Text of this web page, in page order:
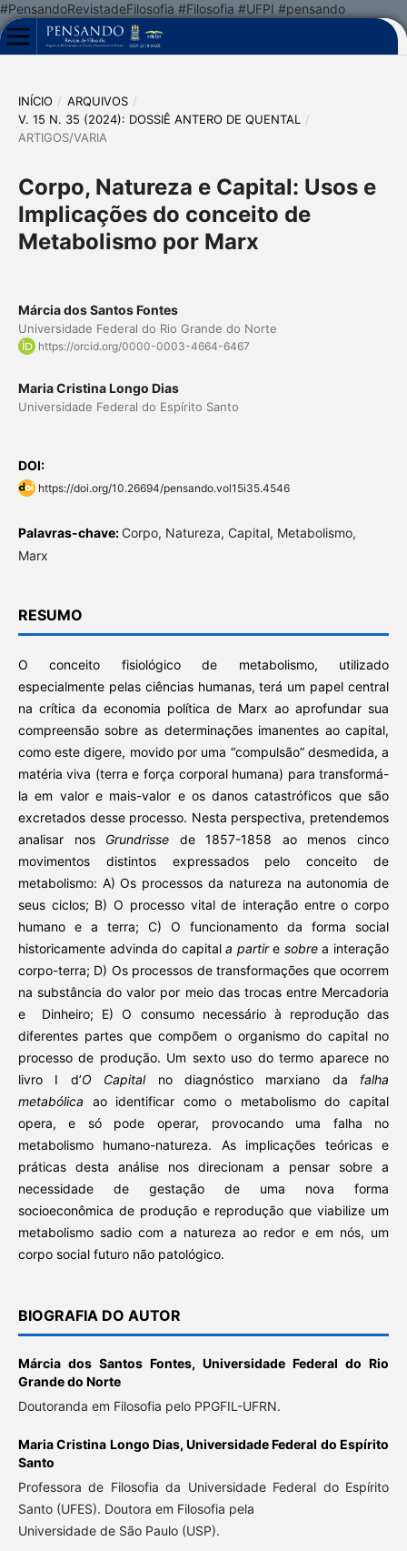
#PensandoRevistadeFilosofia #Filosofia #UFPI #pensando
INÍCIO / ARQUIVOS /
V. 15 N. 35 (2024): DOSSIÊ ANTERO DE QUENTAL
/
ARTIGOS/VARIA
Corpo, Natureza e Capital: Usos e
Implicações do conceito de
Metabolismo por Marx
Márcia dos Santos Fontes
Universidade Federal do Rio Grande do Norte
https://orcid.org/0000-0003-4664-6467
Maria Cristina Longo Dias
Universidade Federal do Espírito Santo
DOI:
https://doi.org/10.26694/pensando.vol15i35.4546
Palavras-chave: Corpo, Natureza, Capital, Metabolismo,
Marx
RESUMO
O conceito fisiológico de metabolismo, utilizado
especialmente pelas ciências humanas, terá um papel central
na crítica da economia política de Marx ao aprofundar sua
compreensão sobre as determinações imanentes ao capital,
como este digere, movido por uma “compulsão” desmedida, a
matéria viva (terra e força corporal humana) para transformá-
la em valor e mais-valor e os danos catastróficos que são
excretados desse processo. Nesta perspectiva, pretendemos
analisar nos Grundrisse de 1857-1858 ao menos cinco
movimentos distintos expressados pelo conceito de
metabolismo: A) Os processos da natureza na autonomia de
seus ciclos; B) O processo vital de interação entre o corpo
humano e a terra; C) O funcionamento da forma social
historicamente advinda do capitala partire sobrea interação
corpo-terra; D) Os processos de transformações que ocorrem
na substância do valor por meio das trocas entre Mercadoria
e Dinheiro; E) O consumo necessário à reprodução das
diferentes partes que compõem o organismo do capital no
processo de produção. Um sexto uso do termo aparece no
livro I d’O Capitalno diagnóstico marxiano da falha
metabólica ao identificar como o metabolismo do capital
opera, e só pode operar, provocando uma falha no
metabolismo humano-natureza. As implicações teóricas e
práticas desta análise nos direcionam a pensar sobre a
necessidade de gestação de uma nova forma
socioeconômica de produção e reprodução que viabilize um
metabolismo sadio com a natureza ao redor e em nós, um
corpo social futuro não patológico.
BIOGRAFIA DO AUTOR
Márcia dos Santos Fontes,Universidade Federal do Rio
Grande do Norte
Doutoranda em Filosofia pelo PPGFIL-UFRN.
Maria Cristina Longo Dias,Universidade Federal do Espírito
Santo
Professora de Filosofia da Universidade Federal do Espírito
Santo (UFES). Doutora em Filosofia pela
Universidade de São Paulo (USP).